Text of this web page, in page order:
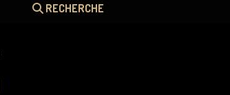
RECHERCHE